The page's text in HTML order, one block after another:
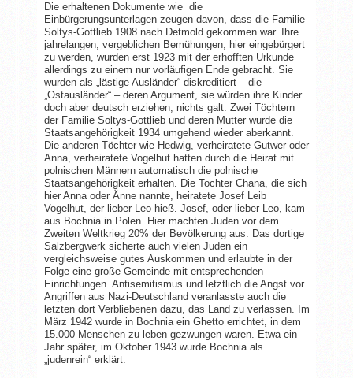
Die erhaltenen Dokumente wie die
Einbürgerungsunterlagen zeugen davon, dass die Familie
Soltys-Gottlieb 1908 nach Detmold gekommen war. Ihre
jahrelangen, vergeblichen Bemühungen, hier eingebürgert
zu werden, wurden erst 1923 mit der erhofften Urkunde
allerdings zu einem nur vorläufigen Ende gebracht. Sie
wurden als „lästige Ausländer“ diskreditiert – die
„Ostausländer“ – deren Argument, sie würden ihre Kinder
doch aber deutsch erziehen, nichts galt. Zwei Töchtern
der Familie Soltys-Gottlieb und deren Mutter wurde die
Staatsangehörigkeit 1934 umgehend wieder aberkannt.
Die anderen Töchter wie Hedwig, verheiratete Gutwer oder
Anna, verheiratete Vogelhut hatten durch die Heirat mit
polnischen Männern automatisch die polnische
Staatsangehörigkeit erhalten. Die Tochter Chana, die sich
hier Anna oder Änne nannte, heiratete Josef Leib
Vogelhut, der lieber Leo hieß. Josef, oder lieber Leo, kam
aus Bochnia in Polen. Hier machten Juden vor dem
Zweiten Weltkrieg 20% der Bevölkerung aus. Das dortige
Salzbergwerk sicherte auch vielen Juden ein
vergleichsweise gutes Auskommen und erlaubte in der
Folge eine große Gemeinde mit entsprechenden
Einrichtungen. Antisemitismus und letztlich die Angst vor
Angriffen aus Nazi-Deutschland veranlasste auch die
letzten dort Verbliebenen dazu, das Land zu verlassen. Im
März 1942 wurde in Bochnia ein Ghetto errichtet, in dem
15.000 Menschen zu leben gezwungen waren. Etwa ein
Jahr später, im Oktober 1943 wurde Bochnia als
„judenrein“ erklärt.